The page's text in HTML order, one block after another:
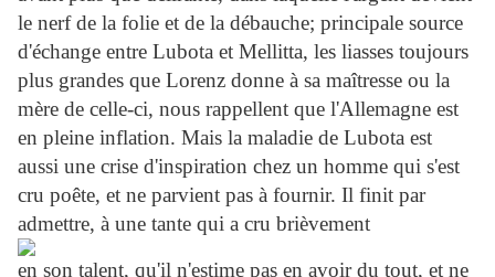
le nerf de la folie et de la débauche; principale source
d'échange entre Lubota et Mellitta, les liasses toujours
plus grandes que Lorenz donne à sa maîtresse ou la
mère de celle-ci, nous rappellent que l'Allemagne est
en pleine inflation. Mais la maladie de Lubota est
aussi une crise d'inspiration chez un homme qui s'est
cru poête, et ne parvient pas à fournir. Il finit par
admettre, à une tante qui a cru brièvement
en son talent, qu'il n'estime pas en avoir du tout, et ne